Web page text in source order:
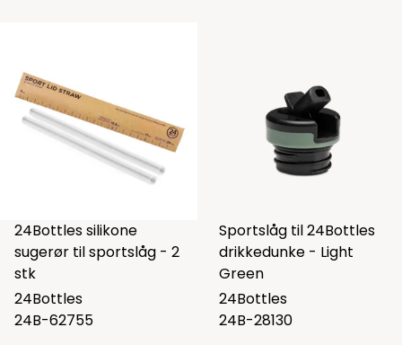
24Bottles silikone
sugerør til sportslåg - 2
stk
24Bottles
24B-62755
Sportslåg til 24Bottles
drikkedunke - Light
Green
24Bottles
24B-28130